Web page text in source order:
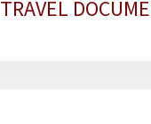
TRAVEL